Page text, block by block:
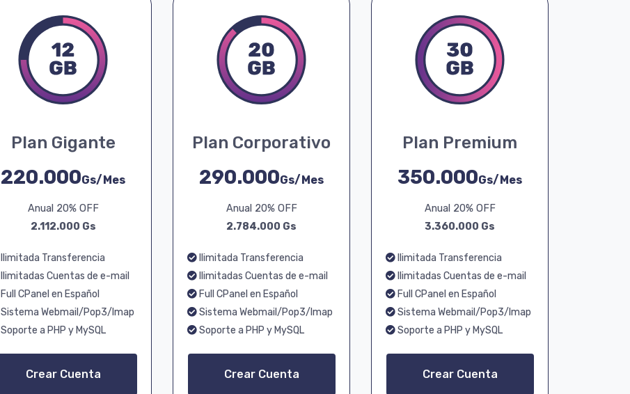
Plan Gigante
220.000Gs/Mes
Anual 20% OFF
2.112.000 Gs
Ilimitada Transferencia
Ilimitadas Cuentas de e-mail
Full CPanel en Español
Sistema Webmail/Pop3/Imap
Soporte a PHP y MySQL
Crear Cuenta
Plan Corporativo
290.000Gs/Mes
Anual 20% OFF
2.784.000 Gs
Ilimitada Transferencia
Ilimitadas Cuentas de e-mail
Full CPanel en Español
Sistema Webmail/Pop3/Imap
Soporte a PHP y MySQL
Crear Cuenta
Plan Premium
350.000Gs/Mes
Anual 20% OFF
3.360.000 Gs
Ilimitada Transferencia
Ilimitadas Cuentas de e-mail
Full CPanel en Español
Sistema Webmail/Pop3/Imap
Soporte a PHP y MySQL
Crear Cuenta